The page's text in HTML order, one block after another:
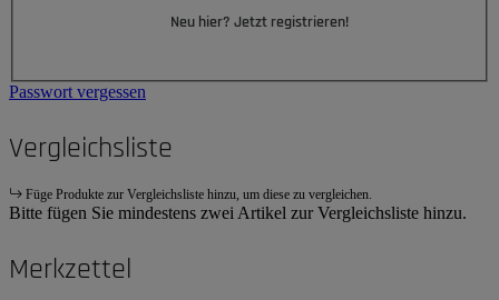
Neu hier? Jetzt registrieren!
Passwort vergessen
Vergleichsliste
Füge Produkte zur Vergleichsliste hinzu, um diese zu vergleichen.
Bitte fügen Sie mindestens zwei Artikel zur Vergleichsliste hinzu.
Merkzettel